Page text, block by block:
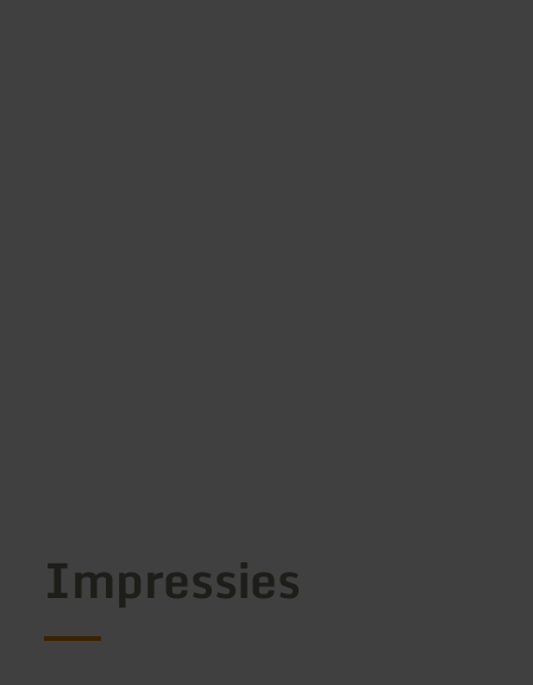
Impressies